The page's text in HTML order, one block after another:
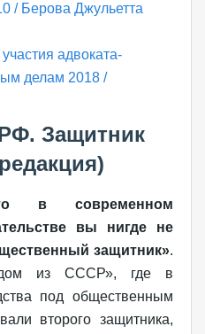
/ Берова Джульетта
адвоката-
делам 2018 /
Защитник
в современном
вы нигде не
защитник».
из СССР», где в
под общественным
второго защитника,